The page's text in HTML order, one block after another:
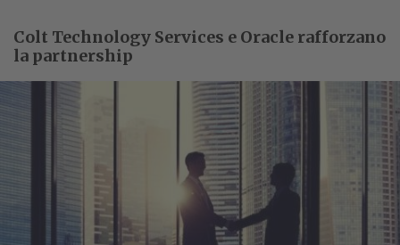
Colt Technology Services e Oracle rafforzano
la partnership